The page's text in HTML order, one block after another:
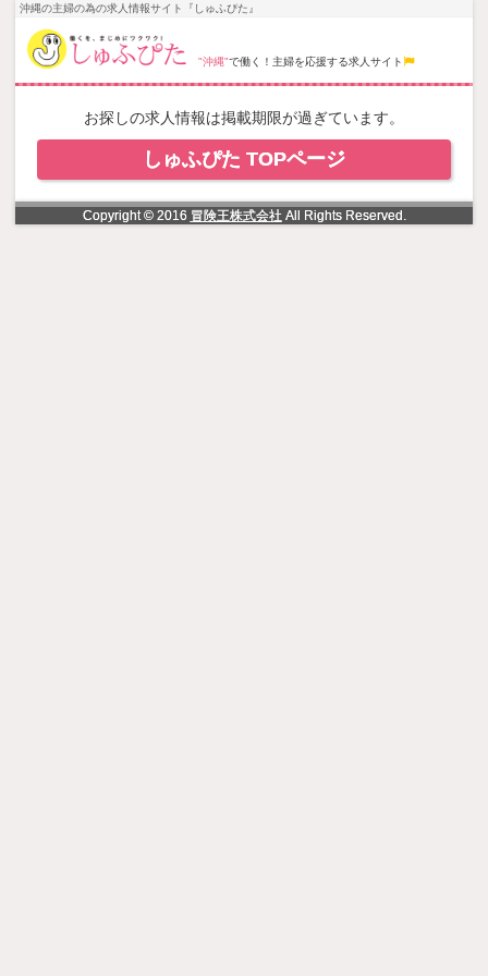
NowLoading
沖縄の主婦の為の求人情報サイト『しゅふぴた』
"沖縄"で働く！主婦を応援する求人サイト
お探しの求人情報は掲載期限が過ぎています。
しゅふぴた TOPページ
Copyright © 2016 冒険王株式会社All Rights Reserved.